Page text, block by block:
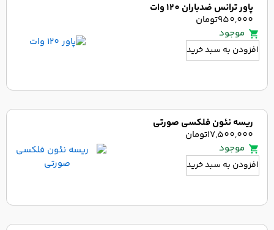
پاور ترانس ضدباران 120 وات
950,000تومان
موجود
افزودن به سبد خرید
ریسه نئون فلکسی صورتی
17,500,000تومان
موجود
افزودن به سبد خرید